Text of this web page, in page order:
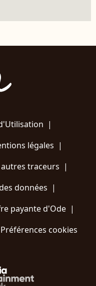
|
légales |
traceurs |
données |
payante d'Ode |
Préférences cookies